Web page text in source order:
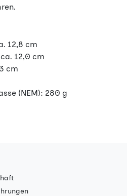
12,8 cm
12,0 cm
cm
(NEM): 280 g